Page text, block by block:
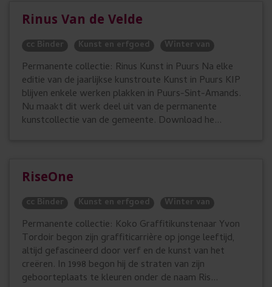
Rinus Van de Velde
cc Binder Kunst en erfgoed Winter van
Permanente collectie: Rinus Kunst in Puurs Na elke
editie van de jaarlijkse kunstroute Kunst in Puurs KIP
blijven enkele werken plakken in Puurs-Sint-Amands.
Nu maakt dit werk deel uit van de permanente
kunstcollectie van de gemeente. Download he...
RiseOne
cc Binder Kunst en erfgoed Winter van
Permanente collectie: Koko Graffitikunstenaar Yvon
Tordoir begon zijn graffiticarrière op jonge leeftijd,
altijd gefascineerd door verf en de kunst van het
creëren. In 1998 begon hij de straten van zijn
geboorteplaats te kleuren onder de naam Ris...